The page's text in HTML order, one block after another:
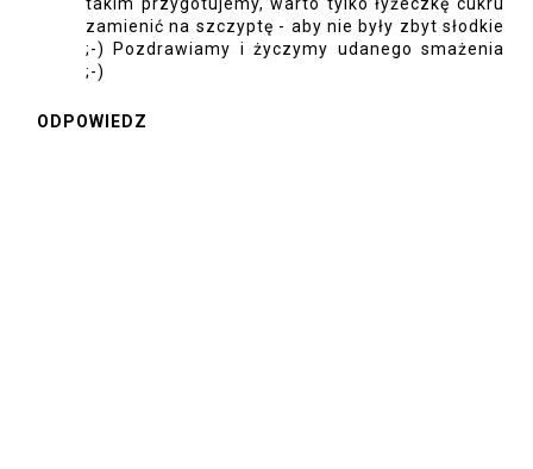
takim przygotujemy, warto tylko łyżeczkę cukru
zamienić na szczyptę - aby nie były zbyt słodkie
;-) Pozdrawiamy i życzymy udanego smażenia
;-)
ODPOWIEDZ